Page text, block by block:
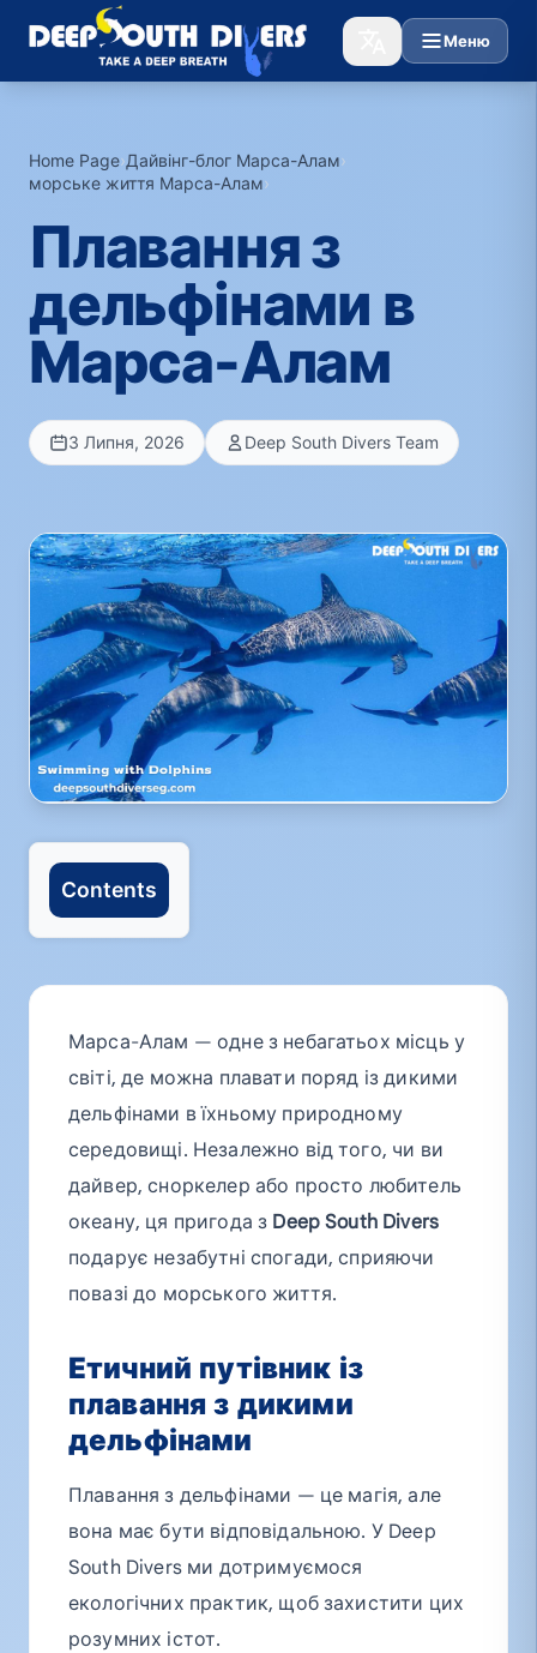
Меню
Home Page›Дайвінг-блог Марса-Алам›
морське життя Марса-Алам›
Плавання з
дельфінами в
Марса-Алам
3 Липня, 2026 Deep South Divers Team
Contents
Марса-Алам — одне з небагатьох місць у
світі, де можна плавати поряд із дикими
дельфінами в їхньому природному
середовищі. Незалежно від того, чи ви
дайвер, сноркелер або просто любитель
океану, ця пригода з Deep South Divers
подарує незабутні спогади, сприяючи
повазі до морського життя.
Етичний путівник із
плавання з дикими
дельфінами
Плавання з дельфінами — це магія, але
вона має бути відповідальною. У Deep
South Divers ми дотримуємося
екологічних практик, щоб захистити цих
розумних істот.